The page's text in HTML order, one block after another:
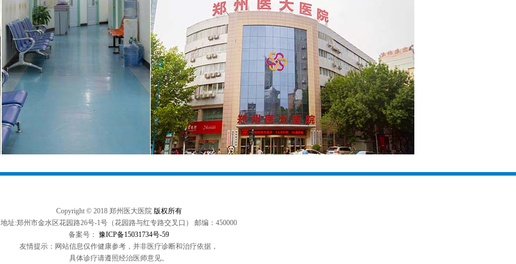
Copyright © 2018 郑州医大医院 版权所有
地址:郑州市金水区花园路26号-1号（花园路与红专路交叉口） 邮编：450000
备案号： 豫ICP备15031734号-59
友情提示：网站信息仅作健康参考，并非医疗诊断和治疗依据，
具体诊疗请遵照经治医师意见。